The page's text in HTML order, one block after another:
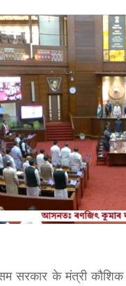
सरकार के मंत्री